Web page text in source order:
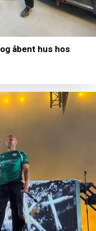
åbent hus hos